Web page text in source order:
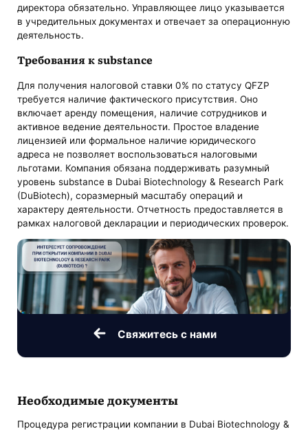
директора обязательно. Управляющее лицо указывается
в учредительных документах и отвечает за операционную
деятельность.
Требования к substance
Для получения налоговой ставки 0% по статусу QFZP
требуется наличие фактического присутствия. Оно
включает аренду помещения, наличие сотрудников и
активное ведение деятельности. Простое владение
лицензией или формальное наличие юридического
адреса не позволяет воспользоваться налоговыми
льготами. Компания обязана поддерживать разумный
уровень substance в Dubai Biotechnology & Research Park
(DuBiotech), соразмерный масштабу операций и
характеру деятельности. Отчетность предоставляется в
рамках налоговой декларации и периодических проверок.
Свяжитесь с нами
Необходимые документы
Процедура регистрации компании в Dubai Biotechnology &